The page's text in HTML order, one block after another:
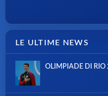
LE ULTIME NEWS
OLIMPIADE DI